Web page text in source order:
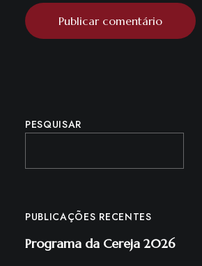
PESQUISAR
PUBLICAÇÕES RECENTES
Programa da Cereja 2026